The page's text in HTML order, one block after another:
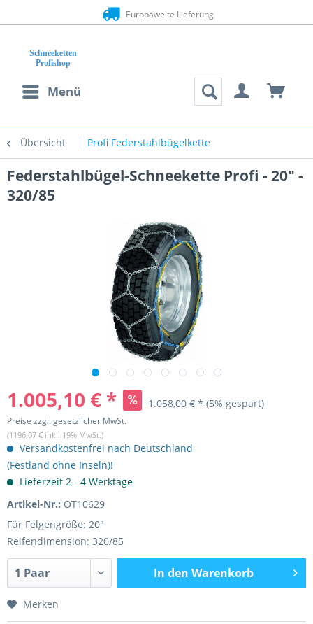
Europaweite Lieferung
Menü
Übersicht Profi Federstahlbügelkette
Federstahlbügel-Schneekette Profi - 20" -
320/85
1.005,10 € * 1.058,00 € * (5% gespart)
Preise zzgl. gesetzlicher MwSt.
(1196,07 € inkl. 19% MwSt.)
Versandkostenfrei nach Deutschland
(Festland ohne Inseln)!
Lieferzeit 2 - 4 Werktage
Artikel-Nr.: OT10629
Für Felgengröße: 20"
Reifendimension: 320/85
In den Warenkorb
Merken